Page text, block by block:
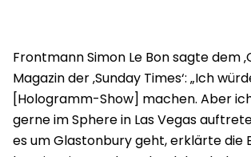
Frontmann Simon Le Bon sagte dem
Magazin der ‚Sunday Times‘: „Ich
[Hologramm-Show] machen. Aber
gerne im Sphere in Las Vegas
es um Glastonbury geht, erklärte die